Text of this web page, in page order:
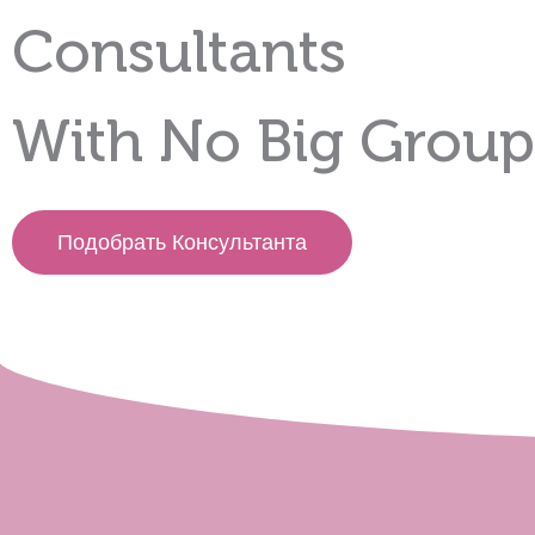
Consultants
With No Big
Подобрать Консультанта